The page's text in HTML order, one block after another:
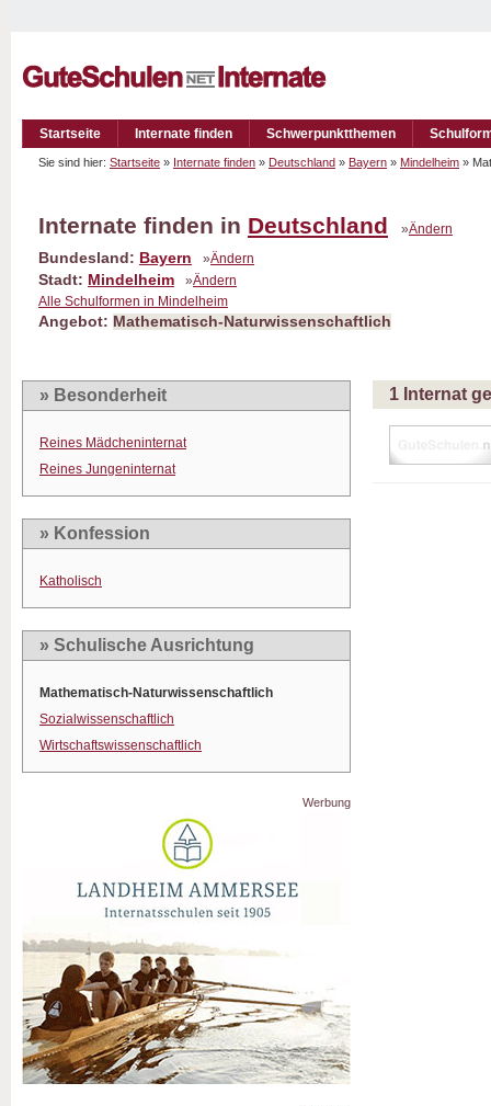
Startseite Internate finden Schwerpunktthemen
Sie sind hier: Startseite » Internate finden » Deutschland » Bayern » Mindelheim »
Internate finden in Deutschland »Ändern
Bundesland: Bayern »Ändern
Stadt: Mindelheim »Ändern
Alle Schulformen in Mindelheim
Angebot: Mathematisch-Naturwissenschaftlich
» Besonderheit
Reines Mädcheninternat
Reines Jungeninternat
» Konfession
Katholisch
» Schulische Ausrichtung
Mathematisch-Naturwissenschaftlich
Sozialwissenschaftlich
Wirtschaftswissenschaftlich
Werbung
1 Internat